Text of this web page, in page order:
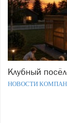
Клубный
НОВОСТИ